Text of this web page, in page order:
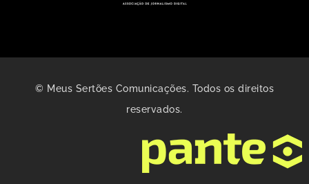
© Meus Sertões Comunicações. Todos os direitos
reservados.